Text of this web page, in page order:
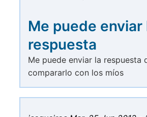
Me puede enviar
respuesta
Me puede enviar la respuesta
compararlo con los míos